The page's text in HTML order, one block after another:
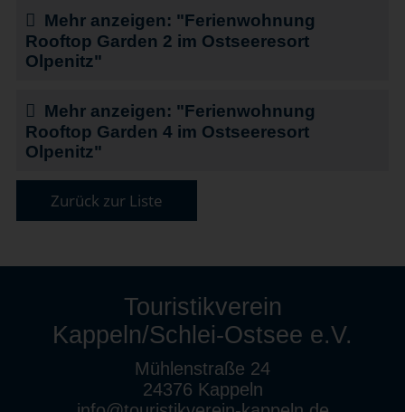
Mehr anzeigen: "Ferienwohnung
Rooftop Garden 2 im Ostseeresort
Olpenitz"
Mehr anzeigen: "Ferienwohnung
Rooftop Garden 4 im Ostseeresort
Olpenitz"
Zurück zur Liste
Touristikverein
Kappeln/Schlei-Ostsee e.V.
Mühlenstraße 24
24376 Kappeln